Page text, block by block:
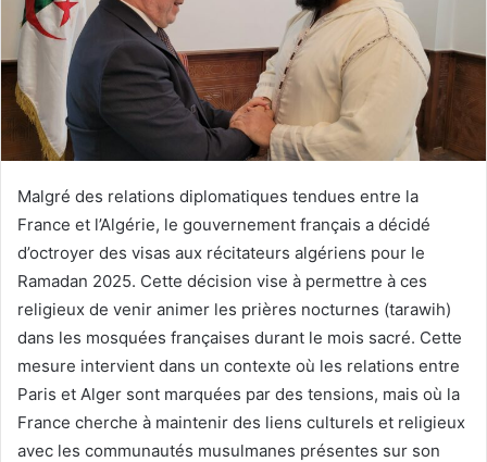
Malgré des relations diplomatiques tendues entre la
France et l’Algérie, le gouvernement français a décidé
d’octroyer des visas aux récitateurs algériens pour le
Ramadan 2025. Cette décision vise à permettre à ces
religieux de venir animer les prières nocturnes (tarawih)
dans les mosquées françaises durant le mois sacré. Cette
mesure intervient dans un contexte où les relations entre
Paris et Alger sont marquées par des tensions, mais où la
France cherche à maintenir des liens culturels et religieux
avec les communautés musulmanes présentes sur son